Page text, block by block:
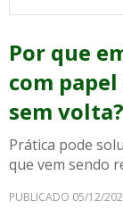
Por que
com
sem volta?
Prática pode
que vem sendo
PUBLICADO 05/12/